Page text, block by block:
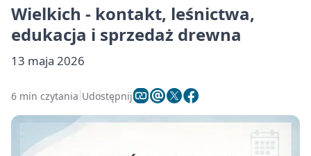
Wielkich - kontakt, leśnictwa,
edukacja i sprzedaż drewna
13 maja 2026
6 min czytania Udostępnij